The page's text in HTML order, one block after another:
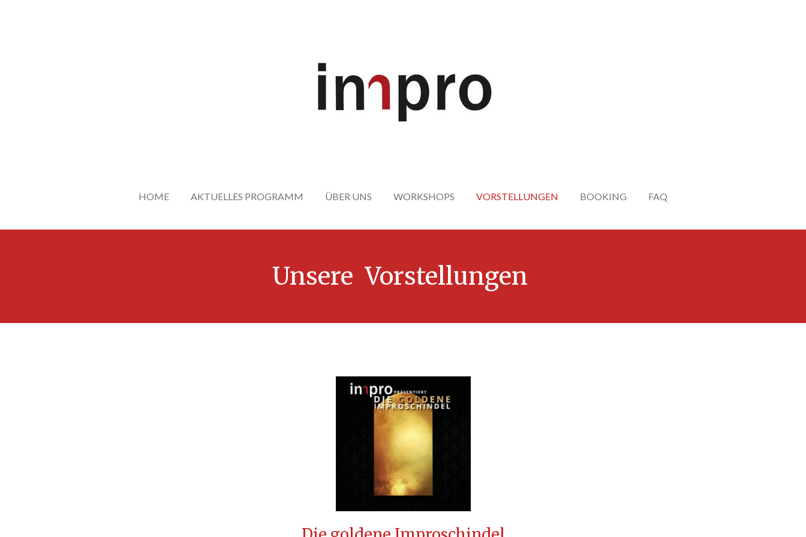
HOME AKTUELLES PROGRAMM ÜBER UNS WORKSHOPS VORSTELLUNGEN BOOKING FAQ
Unsere Vorstellungen